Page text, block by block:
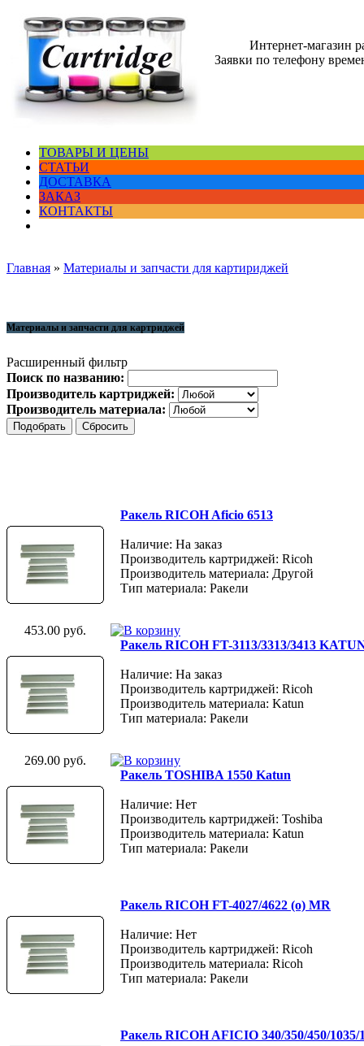
Интернет-магазин
Заявки по телефону
ТОВАРЫ И ЦЕНЫ
СТАТЬИ
ДОСТАВКА
ЗАКАЗ
КОНТАКТЫ
Главная » Материалы и запчасти для картириджей
Материалы и запчасти для картриджей
Расширенный фильтр
Поиск по названию:
Производитель картриджей:
Производитель материала:
Ракель RICOH Aficio 6513
Наличие: На заказ
Производитель картриджей: Ricoh
Производитель материала: Другой
Тип материала: Ракели
453.00 руб.
Ракель RICOH FT-3113/3313/3413
Наличие: На заказ
Производитель картриджей: Ricoh
Производитель материала: Katun
Тип материала: Ракели
269.00 руб.
Ракель TOSHIBA 1550 Katun
Наличие: Нет
Производитель картриджей: Toshiba
Производитель материала: Katun
Тип материала: Ракели
Ракель RICOH FT-4027/4622 (о) MR
Наличие: Нет
Производитель картриджей: Ricoh
Производитель материала: Ricoh
Тип материала: Ракели
Ракель RICOH AFICIO 340/350/450/